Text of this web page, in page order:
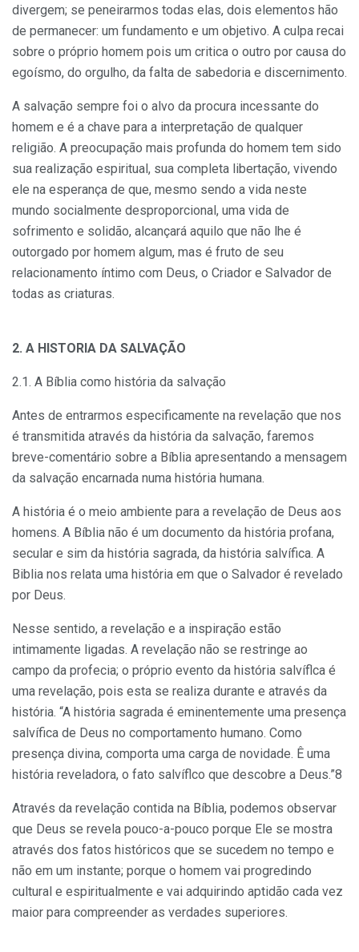
divergem; se peneirarmos todas elas, dois elementos hão
de permanecer: um fundamento e um objeti­vo. A culpa recai
sobre o próprio homem pois um critica o outro por causa do
egoísmo, do orgulho, da falta de sabedoria e discernimento.
A salvação sempre foi o alvo da procura incessante do
homem e é a chave para a interpretação de qualquer
religião. A preocupação mais profunda do homem tem sido
sua realização espiritual, sua completa libertação, vivendo
ele na esperança de que, mesmo sendo a vida neste
mundo socialmente desproporcional, uma vida de
sofrimento e soli­dão, alcançará aquilo que não lhe é
outorgado por homem algum, mas é fruto de seu
relacionamento íntimo com Deus, o Criador e Salvador de
todas as criaturas.
2. A HISTORIA DA SALVAÇÃO
2.1. A Bíblia como história da salvação
Antes de entrarmos especificamente na revelação que nos
é trans­mitida através da história da salvação, faremos
breve-comentário sobre a Bíblia apresentando a mensagem
da salvação encarnada numa histó­ria humana.
A história é o meio ambiente para a revelação de Deus aos
homens. A Bíblia não é um documento da história profana,
secular e sim da his­tória sagrada, da história salvífica. A
Biblia nos relata uma história em que o Salvador é revelado
por Deus.
Nesse sentido, a revelação e a inspiração estão
intimamente liga­das. A revelação não se restringe ao
campo da profecia; o próprio even­to da história salvíflca é
uma revelação, pois esta se realiza durante e através da
história. “A história sagrada é eminentemente uma presen­ça
salvífica de Deus no comportamento humano. Como
presença divi­na, comporta uma carga de novidade. Ê uma
história reveladora, o fato salvíflco que descobre a Deus.”8
Através da revelação contida na Bíblia, podemos observar
que Deus se revela pouco-a-pouco porque Ele se mostra
através dos fatos históricos que se sucedem no tempo e
não em um instante; porque o homem vai progredindo
cultural e espiritualmente e vai adquirindo aptidão cada vez
maior para compreender as verdades superiores.